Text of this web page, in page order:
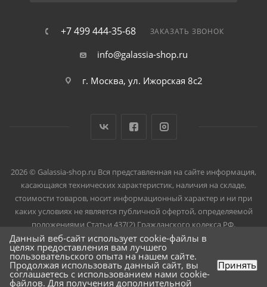
+7 499 444-35-68 ЗАКАЗАТЬ ЗВОНОК
info@galassia-shop.ru
г. Москва, ул. Ижорская 8с2
2026 © Galassia-shop.ru Вся представленная на сайте информация,
касающаяся технических характеристик, наличия на складе,
стоимости товаров, носит информационный характер и ни при
каких условиях не является публичной офертой, определяемой
положениями Статьи 437(2) Гражданского кодекса РФ.
Данный веб-сайт использует cookie-файлы в
целях предоставления вам лучшего
пользовательского опыта на нашем сайте.
Продолжая использовать данный сайт, вы
соглашаетесь с использованием нами cookie-
файлов. Для получения дополнительной
Принять